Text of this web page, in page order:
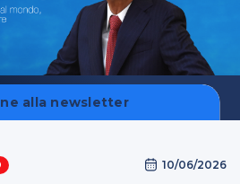
alla newsletter
10/06/2026